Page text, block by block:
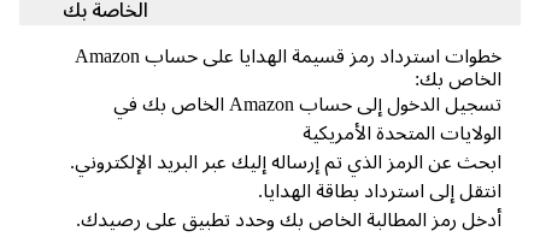
الخاصة بك
خطوات استرداد رمز قسيمة الهدايا على حساب Amazon
بك:
تسجيل الدخول إلى حساب Amazon الخاص بك في
المتحدة الأمريكية
عن الرمز الذي تم إرساله إليك عبر البريد الإلكتروني.
إلى استرداد بطاقة الهدايا.
رمز المطالبة الخاص بك وحدد تطبيق على رصيدك.